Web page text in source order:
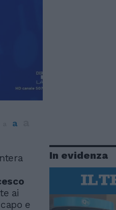
a
ai
e
In evidenza